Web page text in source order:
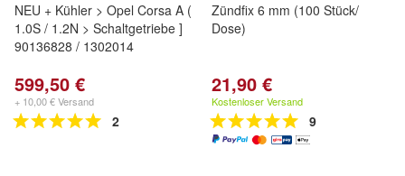
NEU + Kühler > Opel Corsa A (
1.0S / 1.2N > Schaltgetriebe ]
90136828 / 1302014
599,50 €
+ 10,00 € Versand
2
Zündfix 6 mm (100 Stück/
Dose)
21,90 €
Kostenloser Versand
9